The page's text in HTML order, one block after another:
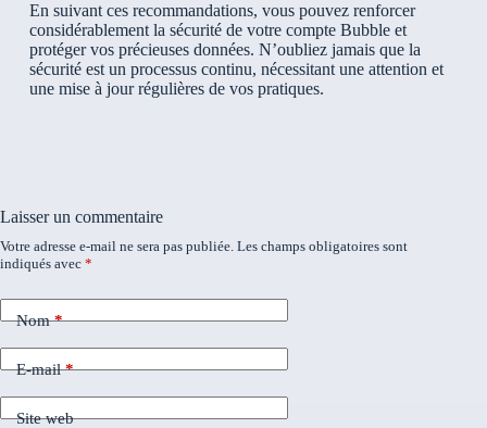
En suivant ces recommandations, vous pouvez renforcer
considérablement la sécurité de votre compte Bubble et
protéger vos précieuses données. N’oubliez jamais que la
sécurité est un processus continu, nécessitant une attention et
une mise à jour régulières de vos pratiques.
Laisser un commentaire
Votre adresse e-mail ne sera pas publiée. Les champs obligatoires sont
indiqués avec *
Nom*
E-mail*
Site web